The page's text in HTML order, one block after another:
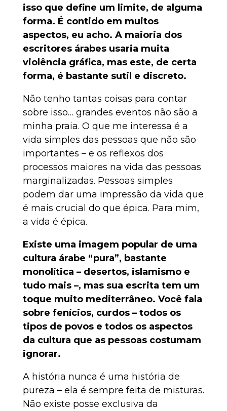
isso que define um limite, de alguma
forma. É contido em muitos
aspectos, eu acho. A maioria dos
escritores árabes usaria muita
violência gráfica, mas este, de certa
forma, é bastante sutil e discreto.
Não tenho tantas coisas para contar
sobre isso… grandes eventos não são a
minha praia. O que me interessa é a
vida simples das pessoas que não são
importantes – e os reflexos dos
processos maiores na vida das pessoas
marginalizadas. Pessoas simples
podem dar uma impressão da vida que
é mais crucial do que épica. Para mim,
a vida é épica.
Existe uma imagem popular de uma
cultura árabe “pura”, bastante
monolítica – desertos, islamismo e
tudo mais –, mas sua escrita tem um
toque muito mediterrâneo. Você fala
sobre fenícios, curdos – todos os
tipos de povos e todos os aspectos
da cultura que as pessoas costumam
ignorar.
A história nunca é uma história de
pureza – ela é sempre feita de misturas.
Não existe posse exclusiva da